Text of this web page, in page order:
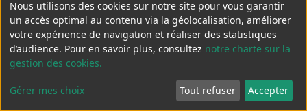
Nous utilisons des cookies sur notre site pour vous garantir
un accès optimal au contenu via la géolocalisation, améliorer
votre expérience de navigation et réaliser des statistiques
d’audience. Pour en savoir plus, consultez notre charte sur la
gestion des cookies.
Gérer mes choix Tout refuser Accepter